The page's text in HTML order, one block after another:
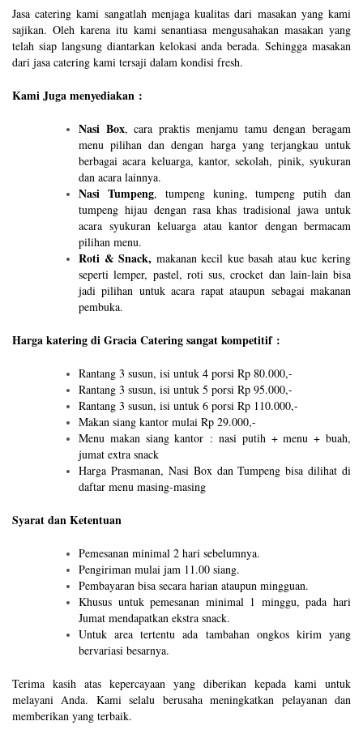
Jasa catering kami sangatlah menjaga kualitas dari masakan yang kami
sajikan. Oleh karena itu kami senantiasa mengusahakan masakan yang
telah siap langsung diantarkan kelokasi anda berada. Sehingga masakan
dari jasa catering kami tersaji dalam kondisi fresh.
Kami Juga menyediakan :
Nasi Box, cara praktis menjamu tamu dengan beragam
menu pilihan dan dengan harga yang terjangkau untuk
berbagai acara keluarga, kantor, sekolah, pinik, syukuran
dan acara lainnya.
Nasi Tumpeng, tumpeng kuning, tumpeng putih dan
tumpeng hijau dengan rasa khas tradisional jawa untuk
acara syukuran keluarga atau kantor dengan bermacam
pilihan menu.
Roti & Snack, makanan kecil kue basah atau kue kering
seperti lemper, pastel, roti sus, crocket dan lain-lain bisa
jadi pilihan untuk acara rapat ataupun sebagai makanan
pembuka.
Harga katering di Gracia Catering sangat kompetitif :
Rantang 3 susun, isi untuk 4 porsi Rp 80.000,-
Rantang 3 susun, isi untuk 5 porsi Rp 95.000,-
Rantang 3 susun, isi untuk 6 porsi Rp 110.000,-
Makan siang kantor mulai Rp 29.000,-
Menu makan siang kantor : nasi putih + menu + buah,
jumat extra snack
Harga Prasmanan, Nasi Box dan Tumpeng bisa dilihat di
daftar menu masing-masing
Syarat dan Ketentuan
Pemesanan minimal 2 hari sebelumnya.
Pengiriman mulai jam 11.00 siang.
Pembayaran bisa secara harian ataupun mingguan.
Khusus untuk pemesanan minimal 1 minggu, pada hari
Jumat mendapatkan ekstra snack.
Untuk area tertentu ada tambahan ongkos kirim yang
bervariasi besarnya.
Terima kasih atas kepercayaan yang diberikan kepada kami untuk
melayani Anda. Kami selalu berusaha meningkatkan pelayanan dan
memberikan yang terbaik.